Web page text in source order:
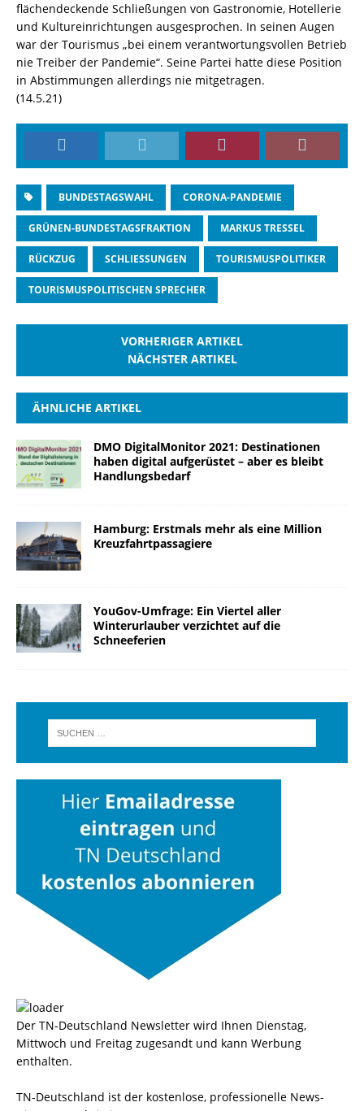
flächendeckende Schließungen von Gastronomie, Hotellerie
und Kultureinrichtungen ausgesprochen. In seinen Augen
war der Tourismus „bei einem verantwortungsvollen Betrieb
nie Treiber der Pandemie“. Seine Partei hatte diese Position
in Abstimmungen allerdings nie mitgetragen.
(14.5.21)
BUNDESTAGSWAHL CORONA-PANDEMIE
GRÜNEN-BUNDESTAGSFRAKTION MARKUS TRESSEL
RÜCKZUG SCHLIESSUNGEN TOURISMUSPOLITIKER
TOURISMUSPOLITISCHEN SPRECHER
VORHERIGER ARTIKEL
NÄCHSTER ARTIKEL
ÄHNLICHE ARTIKEL
DMO DigitalMonitor 2021: Destinationen
haben digital aufgerüstet – aber es bleibt
Handlungsbedarf
Hamburg: Erstmals mehr als eine Million
Kreuzfahrtpassagiere
YouGov-Umfrage: Ein Viertel aller
Winterurlauber verzichtet auf die
Schneeferien
Der TN-Deutschland Newsletter wird Ihnen Dienstag,
Mittwoch und Freitag zugesandt und kann Werbung
enthalten.
TN-Deutschland ist der kostenlose, professionelle News-